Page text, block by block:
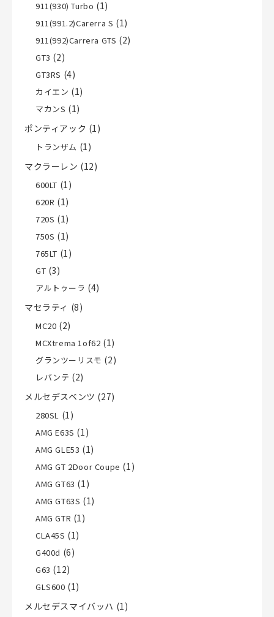
911(930) Turbo (1)
911(991.2)Carerra S (1)
911(992)Carrera GTS (2)
GT3 (2)
GT3RS (4)
カイエン (1)
マカンS (1)
ポンティアック (1)
トランザム (1)
マクラーレン (12)
600LT (1)
620R (1)
720S (1)
750S (1)
765LT (1)
GT (3)
アルトゥーラ (4)
マセラティ (8)
MC20 (2)
MCXtrema 1of62 (1)
グランツーリスモ (2)
レバンテ (2)
メルセデスベンツ (27)
280SL (1)
AMG E63S (1)
AMG GLE53 (1)
AMG GT 2Door Coupe (1)
AMG GT63 (1)
AMG GT63S (1)
AMG GTR (1)
CLA45S (1)
G400d (6)
G63 (12)
GLS600 (1)
メルセデスマイバッハ (1)